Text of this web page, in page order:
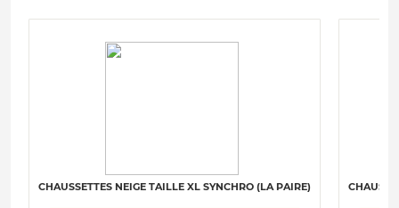
CHAUSSETTES NEIGE TAILLE XL SYNCHRO (LA PAIRE)